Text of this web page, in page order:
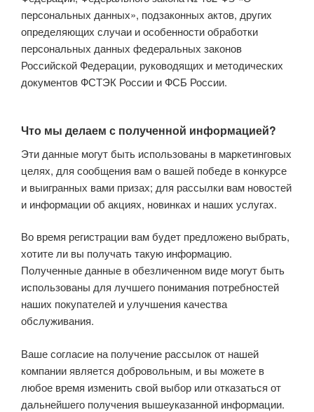
персональных данных», подзаконных актов, других
определяющих случаи и особенности обработки
персональных данных федеральных законов
Российской Федерации, руководящих и методических
документов ФСТЭК России и ФСБ России.
Что мы делаем с полученной информацией?
Эти данные могут быть использованы в маркетинговых
целях, для сообщения вам о вашей победе в конкурсе
и выигранных вами призах; для рассылки вам новостей
и информации об акциях, новинках и наших услугах.
Во время регистрации вам будет предложено выбрать,
хотите ли вы получать такую информацию.
Полученные данные в обезличенном виде могут быть
использованы для лучшего понимания потребностей
наших покупателей и улучшения качества
обслуживания.
Ваше согласие на получение рассылок от нашей
компании является добровольным, и вы можете в
любое время изменить свой выбор или отказаться от
дальнейшего получения вышеуказанной информации.